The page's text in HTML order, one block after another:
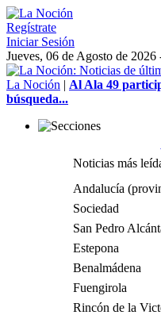
Regístrate
Iniciar Sesión
Jueves, 06 de Agosto de 2026
La Noción | Al Ala 49
búsqueda...
Noticias más
Andalucía
Sociedad
San Pedro
Estepona
Benalmádena
Fuengirola
Rincón de la